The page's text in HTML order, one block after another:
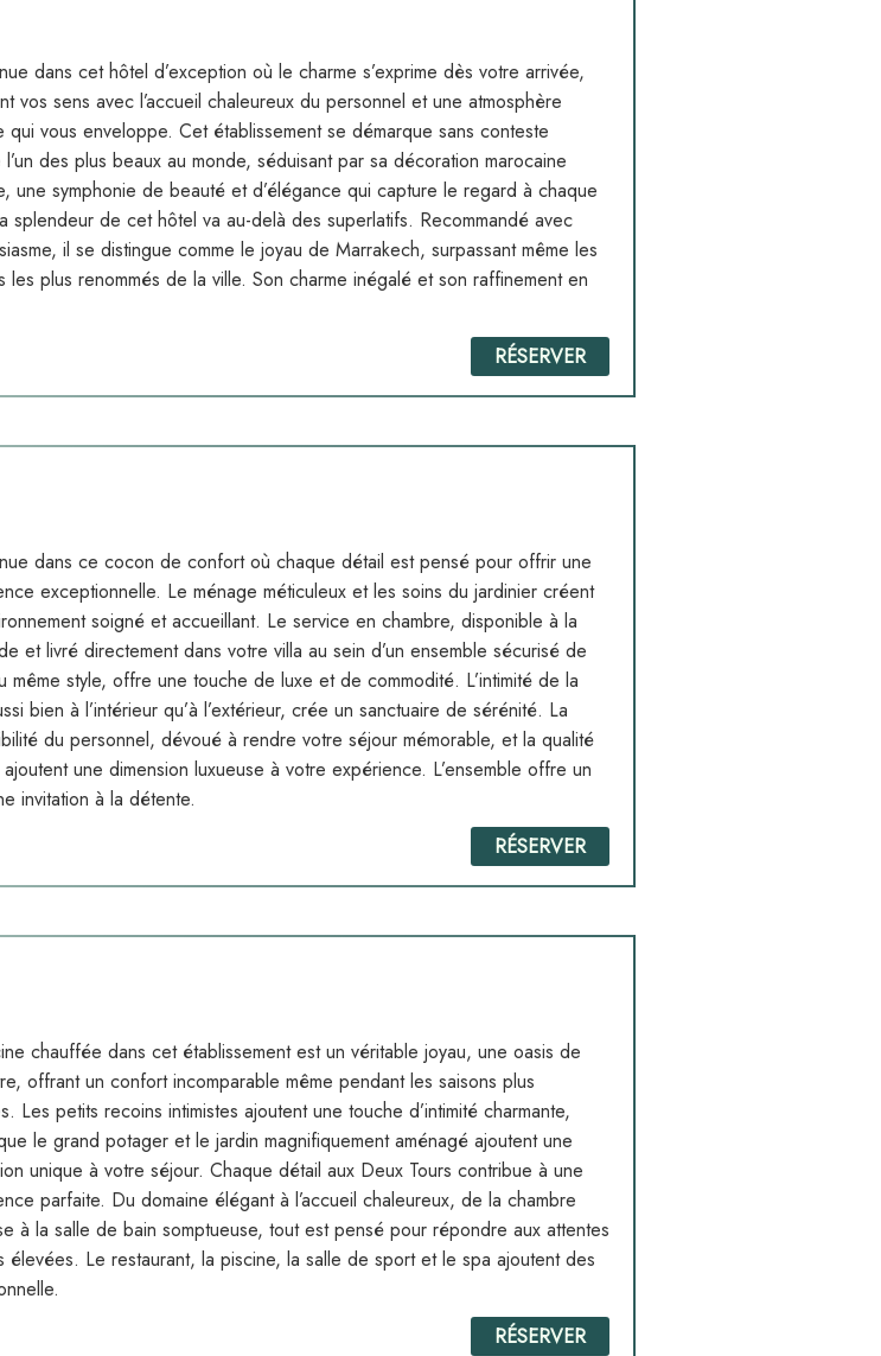
dans cet hôtel d’exception où le charme s’exprime dès votre arrivée,
vos sens avec l’accueil chaleureux du personnel et une atmosphère
qui vous enveloppe. Cet établissement se démarque sans conteste
l’un des plus beaux au monde, séduisant par sa décoration marocaine
une symphonie de beauté et d’élégance qui capture le regard à chaque
splendeur de cet hôtel va au-delà des superlatifs. Recommandé avec
il se distingue comme le joyau de Marrakech, surpassant même les
les plus renommés de la ville. Son charme inégalé et son raffinement en
RÉSERVER
dans ce cocon de confort où chaque détail est pensé pour offrir une
exceptionnelle. Le ménage méticuleux et les soins du jardinier créent
soigné et accueillant. Le service en chambre, disponible à la
et livré directement dans votre villa au sein d’un ensemble sécurisé de
même style, offre une touche de luxe et de commodité. L’intimité de la
bien à l’intérieur qu’à l’extérieur, crée un sanctuaire de sérénité. La
du personnel, dévoué à rendre votre séjour mémorable, et la qualité
une dimension luxueuse à votre expérience. L’ensemble offre un
invitation à la détente.
RÉSERVER
chauffée dans cet établissement est un véritable joyau, une oasis de
offrant un confort incomparable même pendant les saisons plus
Les petits recoins intimistes ajoutent une touche d’intimité charmante,
le grand potager et le jardin magnifiquement aménagé ajoutent une
unique à votre séjour. Chaque détail aux Deux Tours contribue à une
parfaite. Du domaine élégant à l’accueil chaleureux, de la chambre
à la salle de bain somptueuse, tout est pensé pour répondre aux attentes
élevées. Le restaurant, la piscine, la salle de sport et le spa ajoutent des
RÉSERVER